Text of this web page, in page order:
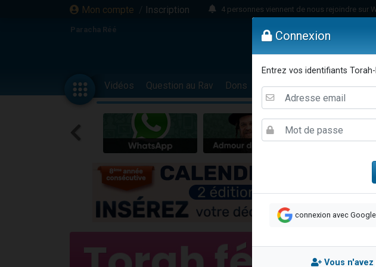
Mon compte / Inscription
4 personnes viennent de nous rejoindre sur
3 personnes viennent de nous rejoindre sur
13 personnes viennent de demander une
2 personnes viennent de nous rejoindre sur
30 personnes viennent de faire un don
Il reste 49 places pour étudier en groupe
12 nouvelles musiques dans Torah-Box
3 personnes viennent de nous rejoindre sur
2 personnes viennent de nous rejoindre sur
3 personnes viennent de nous rejoindre sur
2 nouvelles musiques dans Torah-Box
8 personnes viennent de faire un don
Paracha Réé
Vidéos Question au Rav Dons Femmes Enfants
Connexion
Entrez vos identifiants
connexion avec Google
Vous n'avez